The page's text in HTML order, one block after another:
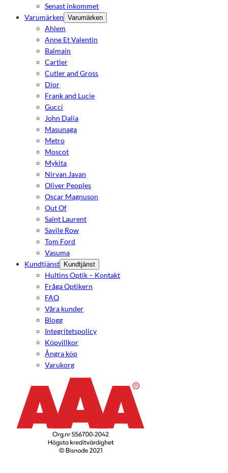
Senast inkommet
Varumärken Varumärken
Ahlem
Anne Et Valentin
Balmain
Cartier
Cutler and Gross
Dior
Frank and Lucie
Gucci
John Dalia
Masunaga
Metro
Moscot
Mykita
Nirvan Javan
Oliver Peoples
Oscar Magnuson
Out Of
Saint Laurent
Savile Row
Tom Ford
Vasuma
Kundtjänst
Kundtjänst
Hultins Optik – Kontakt
Fråga Optikern
FAQ
Våra kunder
Blogg
Integritetspolicy
Köpvillkor
Ångra köp
Varukorg